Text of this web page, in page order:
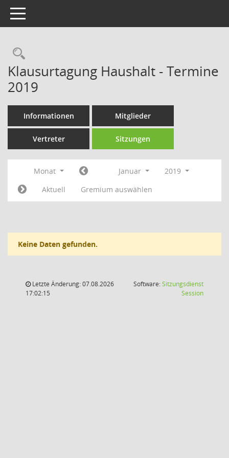
Toggle navigation
Rechercheauswahl
Klausurtagung Haushalt - Termine
2019
Informationen Mitglieder
Vertreter Sitzungen
Monat Januar
2019
Aktuell
Gremium auswählen
Keine Daten gefunden.
Letzte Änderung: 07.08.2026
17:02:15
Software:Sitzungsdienst
Session(Wird in